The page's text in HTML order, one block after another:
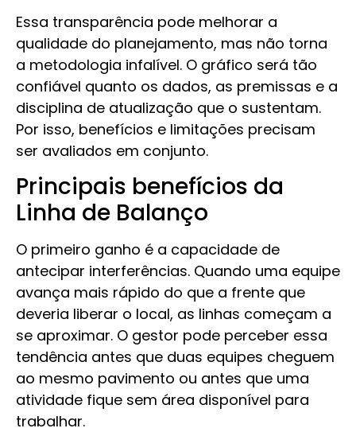
Essa transparência pode melhorar a
qualidade do planejamento, mas não torna
a metodologia infalível. O gráfico será tão
confiável quanto os dados, as premissas e a
disciplina de atualização que o sustentam.
Por isso, benefícios e limitações precisam
ser avaliados em conjunto.
Principais benefícios da
Linha de Balanço
O primeiro ganho é a capacidade de
antecipar interferências. Quando uma equipe
avança mais rápido do que a frente que
deveria liberar o local, as linhas começam a
se aproximar. O gestor pode perceber essa
tendência antes que duas equipes cheguem
ao mesmo pavimento ou antes que uma
atividade fique sem área disponível para
trabalhar.